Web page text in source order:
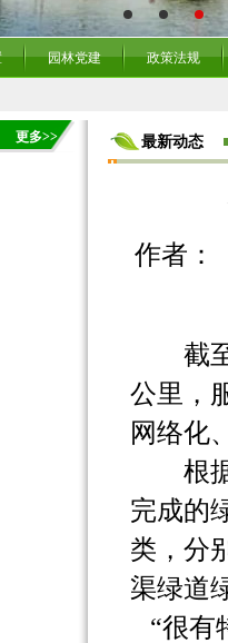
园林党建 政策法规
更多>> 最新动态
作者：
截至
公里，
网络化
根据
完成的
类，分
渠绿道
“很有